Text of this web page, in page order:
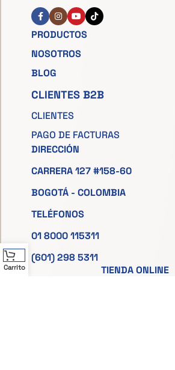
PRODUCTOS
NOSOTROS
BLOG
CLIENTES B2B
CLIENTES
PAGO DE FACTURAS
DIRECCIÓN
CARRERA 127 #158-60
BOGOTÁ - COLOMBIA
TELÉFONOS
01 8000 115311
(601) 298 5311
TIENDA ONLINE
Carrito